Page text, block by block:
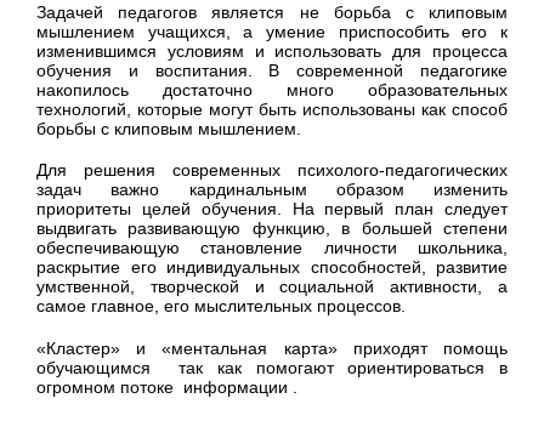
Задачей педагогов является не борьба с клиповым
мышлением учащихся, а умение приспособить его к
изменившимся условиям и использовать для процесса
обучения и воспитания. В современной педагогике
накопилось достаточно много образовательных
технологий, которые могут быть использованы как способ
борьбы с клиповым мышлением.
Для решения современных психолого-педагогических
задач важно кардинальным образом изменить
приоритеты целей обучения. На первый план следует
выдвигать развивающую функцию, в большей степени
обеспечивающую становление личности школьника,
раскрытие его индивидуальных способностей, развитие
умственной, творческой и социальной активности, а
самое главное, его мыслительных процессов.
«Кластер» и «ментальная карта» приходят помощь
обучающимся так как помогают ориентироваться в
огромном потоке информации .